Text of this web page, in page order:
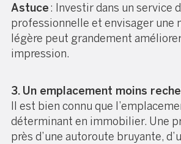
Astuce: Investir dans un service
professionnelle et envisager une
légère peut grandement
impression.
3. Un emplacement moins
Il est bien connu que
déterminant en immobilier. Une
près d’une autoroute bruyante,